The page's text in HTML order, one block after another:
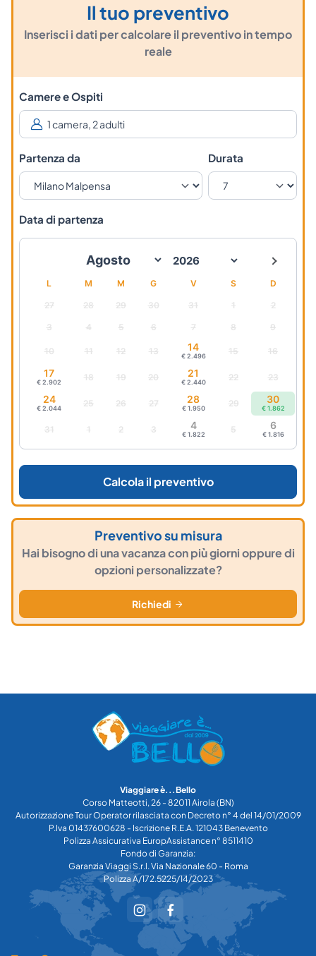
Il tuo preventivo
Inserisci i dati per calcolare il preventivo in tempo
reale
Camere e Ospiti
Partenza da Durata
Data di partenza
L M M G V S D
27 28 29 30 31 1 2
3 4 5 6 7 8 9
10 11 12 13 14
€ 2.496 15 16
17
€ 2.902 18 19 20 21
€ 2.440 22 23
24
€ 2.044 25 26 27 28
€ 1.950 29 30
€ 1.862
31 1 2 3 4
€ 1.822 5 6
€ 1.816
Calcola il preventivo
Preventivo su misura
Hai bisogno di una vacanza con più giorni oppure di
opzioni personalizzate?
Richiedi
Viaggiare è...Bello
Corso Matteotti, 26 - 82011 Airola (BN)
Autorizzazione Tour Operator rilasciata con Decreto n° 4 del 14/01/2009
P.Iva 01437600628 - Iscrizione R.E.A. 121043 Benevento
Polizza Assicurativa EuropAssistance n° 8511410
Fondo di Garanzia:
Garanzia Viaggi S.r.l. Via Nazionale 60 - Roma
Polizza A/172.5225/14/2023